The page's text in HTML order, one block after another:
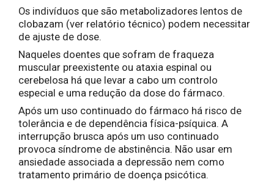
Os indivíduos que são metabolizadores lentos de
clobazam (ver relatório técnico) podem necessitar
de ajuste de dose.
Naqueles doentes que sofram de fraqueza
muscular preexistente ou ataxia espinal ou
cerebelosa há que levar a cabo um controlo
especial e uma redução da dose do fármaco.
Após um uso continuado do fármaco há risco de
tolerância e de dependência física-psíquica. A
interrupção brusca após um uso continuado
provoca síndrome de abstinência. Não usar em
ansiedade associada a depressão nem como
tratamento primário de doença psicótica.